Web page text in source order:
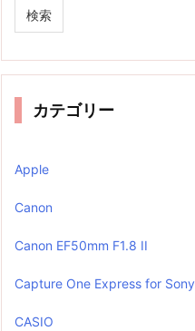
カテゴリー
Apple
Canon
Canon EF50mm F1.8 II
Capture One Express for Sony
CASIO